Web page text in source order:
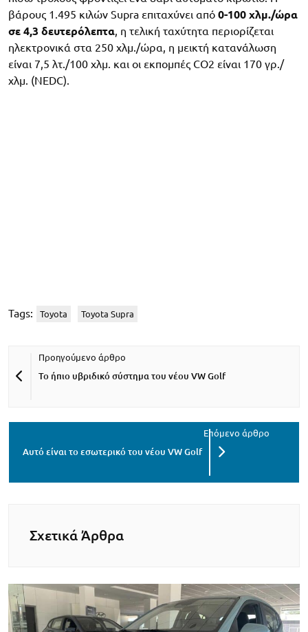
βάρους 1.495 κιλών Supra επιταχύνει από 0-100 χλμ./ώρα
σε 4,3 δευτερόλεπτα, η τελική ταχύτητα περιορίζεται
ηλεκτρονικά στα 250 χλμ./ώρα, η μεικτή κατανάλωση
είναι 7,5 λτ./100 χλμ. και οι εκπομπές CO2 είναι 170 γρ./
χλμ. (NEDC).
Tags: Toyota Toyota Supra
Το ήπιο υβριδικό σύστημα του νέου VW Golf
Αυτό είναι το εσωτερικό του νέου VW Golf
Σχετικά Άρθρα